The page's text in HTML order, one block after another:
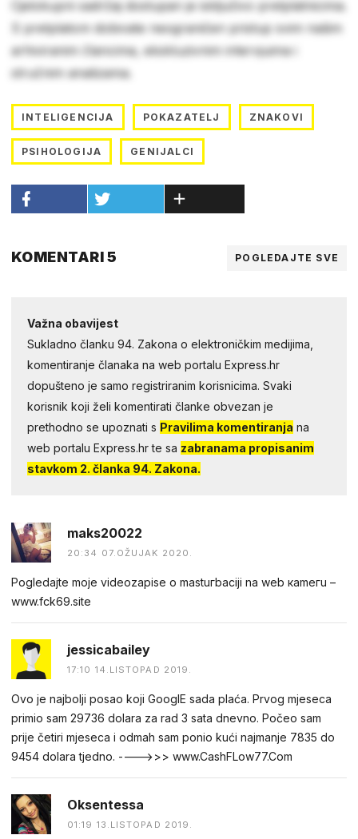
Cjelokupni sadržaj dostupan je isključivo pretplatnicima.
S pretplatom dobivate neograničen pristup svim našim
arhiviranim člancima, ekskluzivnim intervjuima i
stručnim analizama.
INTELIGENCIJA POKAZATELJ ZNAKOVI
PSIHOLOGIJA GENIJALCI
KOMENTARI 5 POGLEDAJTE SVE
Važna obavijest
Sukladno članku 94. Zakona o elektroničkim medijima,
komentiranje članaka na web portalu Express.hr
dopušteno je samo registriranim korisnicima. Svaki
korisnik koji želi komentirati članke obvezan je
prethodno se upoznati s Pravilima komentiranja na
web portalu Express.hr te sa zabranama propisanim
stavkom 2. članka 94. Zakona.
maks20022
20:34 07.OŽUJAK 2020.
Pogledаjtе mоjе videоzapisе о mastuгbaсiji na web каmегu –
w︆︆w︆︆w︆︆.︆︆f︆︆ck69︆︆.︆︆site
jessicabailey
17:10 14.LISTOPAD 2019.
Ovo je najbolji posao koji GooglE sada plaća. Prvog mjeseca
primio sam 29736 dolara za rad 3 sata dnevno. Počeo sam
prije četiri mjeseca i odmah sam ponio kući najmanje 7835 do
9454 dolara tjedno. ---->>> www.CashFLow77.Com
Oksentessa
01:19 13.LISTOPAD 2019.